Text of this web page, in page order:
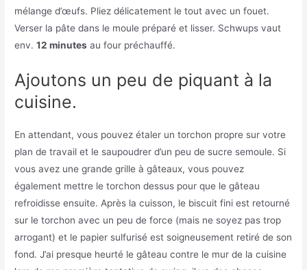
mélange d’œufs. Pliez délicatement le tout avec un fouet.
Verser la pâte dans le moule préparé et lisser. Schwups vaut
env.12 minutes au four préchauffé.
Ajoutons un peu de piquant à la
cuisine.
En attendant, vous pouvez étaler un torchon propre sur votre
plan de travail et le saupoudrer d’un peu de sucre semoule. Si
vous avez une grande grille à gâteaux, vous pouvez
également mettre le torchon dessus pour que le gâteau
refroidisse ensuite. Après la cuisson, le biscuit fini est retourné
sur le torchon avec un peu de force (mais ne soyez pas trop
arrogant) et le papier sulfurisé est soigneusement retiré de son
fond. J’ai presque heurté le gâteau contre le mur de la cuisine